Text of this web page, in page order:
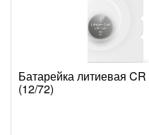
Батарейка литиевая
(12/72)